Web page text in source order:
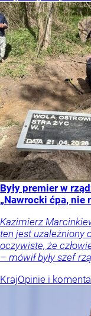
Były premier w
„Nawrocki ćpa, nie
Kazimierz
ten jest uzależniony
oczywiste, że
– mówił były szef
KrajOpinie i